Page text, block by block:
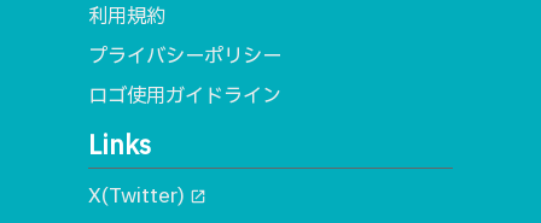
利用規約
プライバシーポリシー
ロゴ使用ガイドライン
Links
X(Twitter) open_in_new